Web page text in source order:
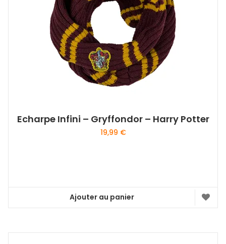
Echarpe Infini – Gryffondor – Harry Potter
19,99 €
Ajouter au panier